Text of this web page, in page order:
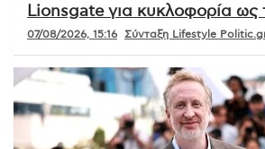
Lionsgate για κυκλοφορία ως
07/08/2026, 15:16 Σύνταξη Lifestyle